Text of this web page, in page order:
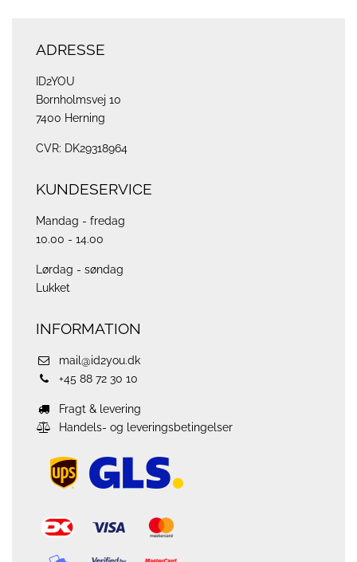
ADRESSE
ID2YOU
Bornholmsvej 10
7400 Herning
CVR: DK29318964
KUNDESERVICE
Mandag - fredag
10.00 - 14.00
Lørdag - søndag
Lukket
INFORMATION
mail@id2you.dk
+45 88 72 30 10
Fragt & levering
Handels- og leveringsbetingelser
ups
logo